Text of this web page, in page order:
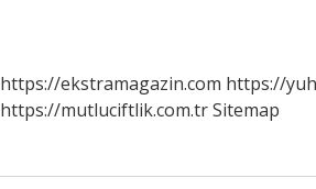
https://ekstramagazin.com https://
https://mutluciftlik.com.trSitemap